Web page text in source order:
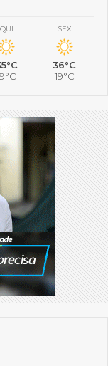
QUI SEX
36°C
19°C